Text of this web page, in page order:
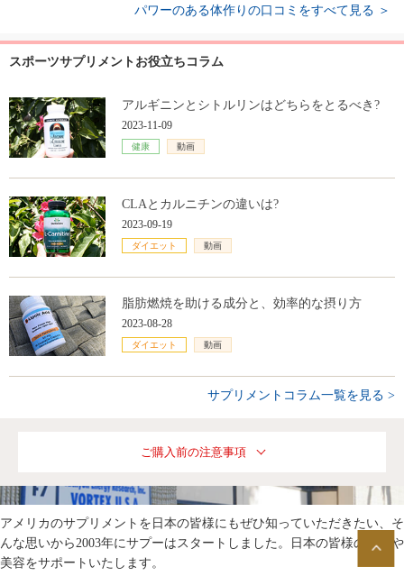
パワーのある体作りの口コミをすべて見る ＞
スポーツサプリメントお役立ちコラム
アルギニンとシトルリンはどちらをとるべき?
2023-11-09
健康 動画
CLAとカルニチンの違いは?
2023-09-19
ダイエット 動画
脂肪燃焼を助ける成分と、効率的な摂り方
2023-08-28
ダイエット 動画
サプリメントコラム一覧を見る >
ご購入前の注意事項
アメリカのサプリメントを日本の皆様にもぜひ知っていただきたい、そ
んな思いから2003年にサプーはスタートしました。日本の皆様の健康や
美容をサポートいたします。